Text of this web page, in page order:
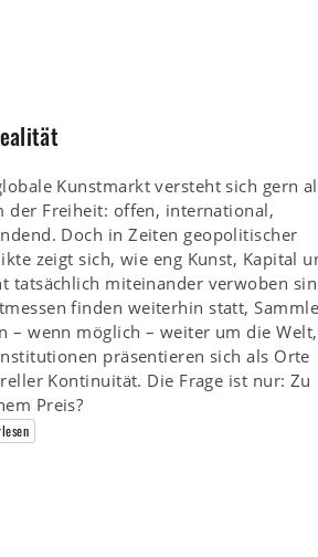
Kunstmarkt versteht sich gern
der Freiheit: offen, international,
Doch in Zeiten geopolitischer
zeigt sich, wie eng Kunst, Kapital
tatsächlich miteinander verwoben
finden weiterhin statt,
– wenn möglich – weiter um die Welt,
präsentieren sich als Orte
Kontinuität. Die Frage ist nur: Zu
Preis?